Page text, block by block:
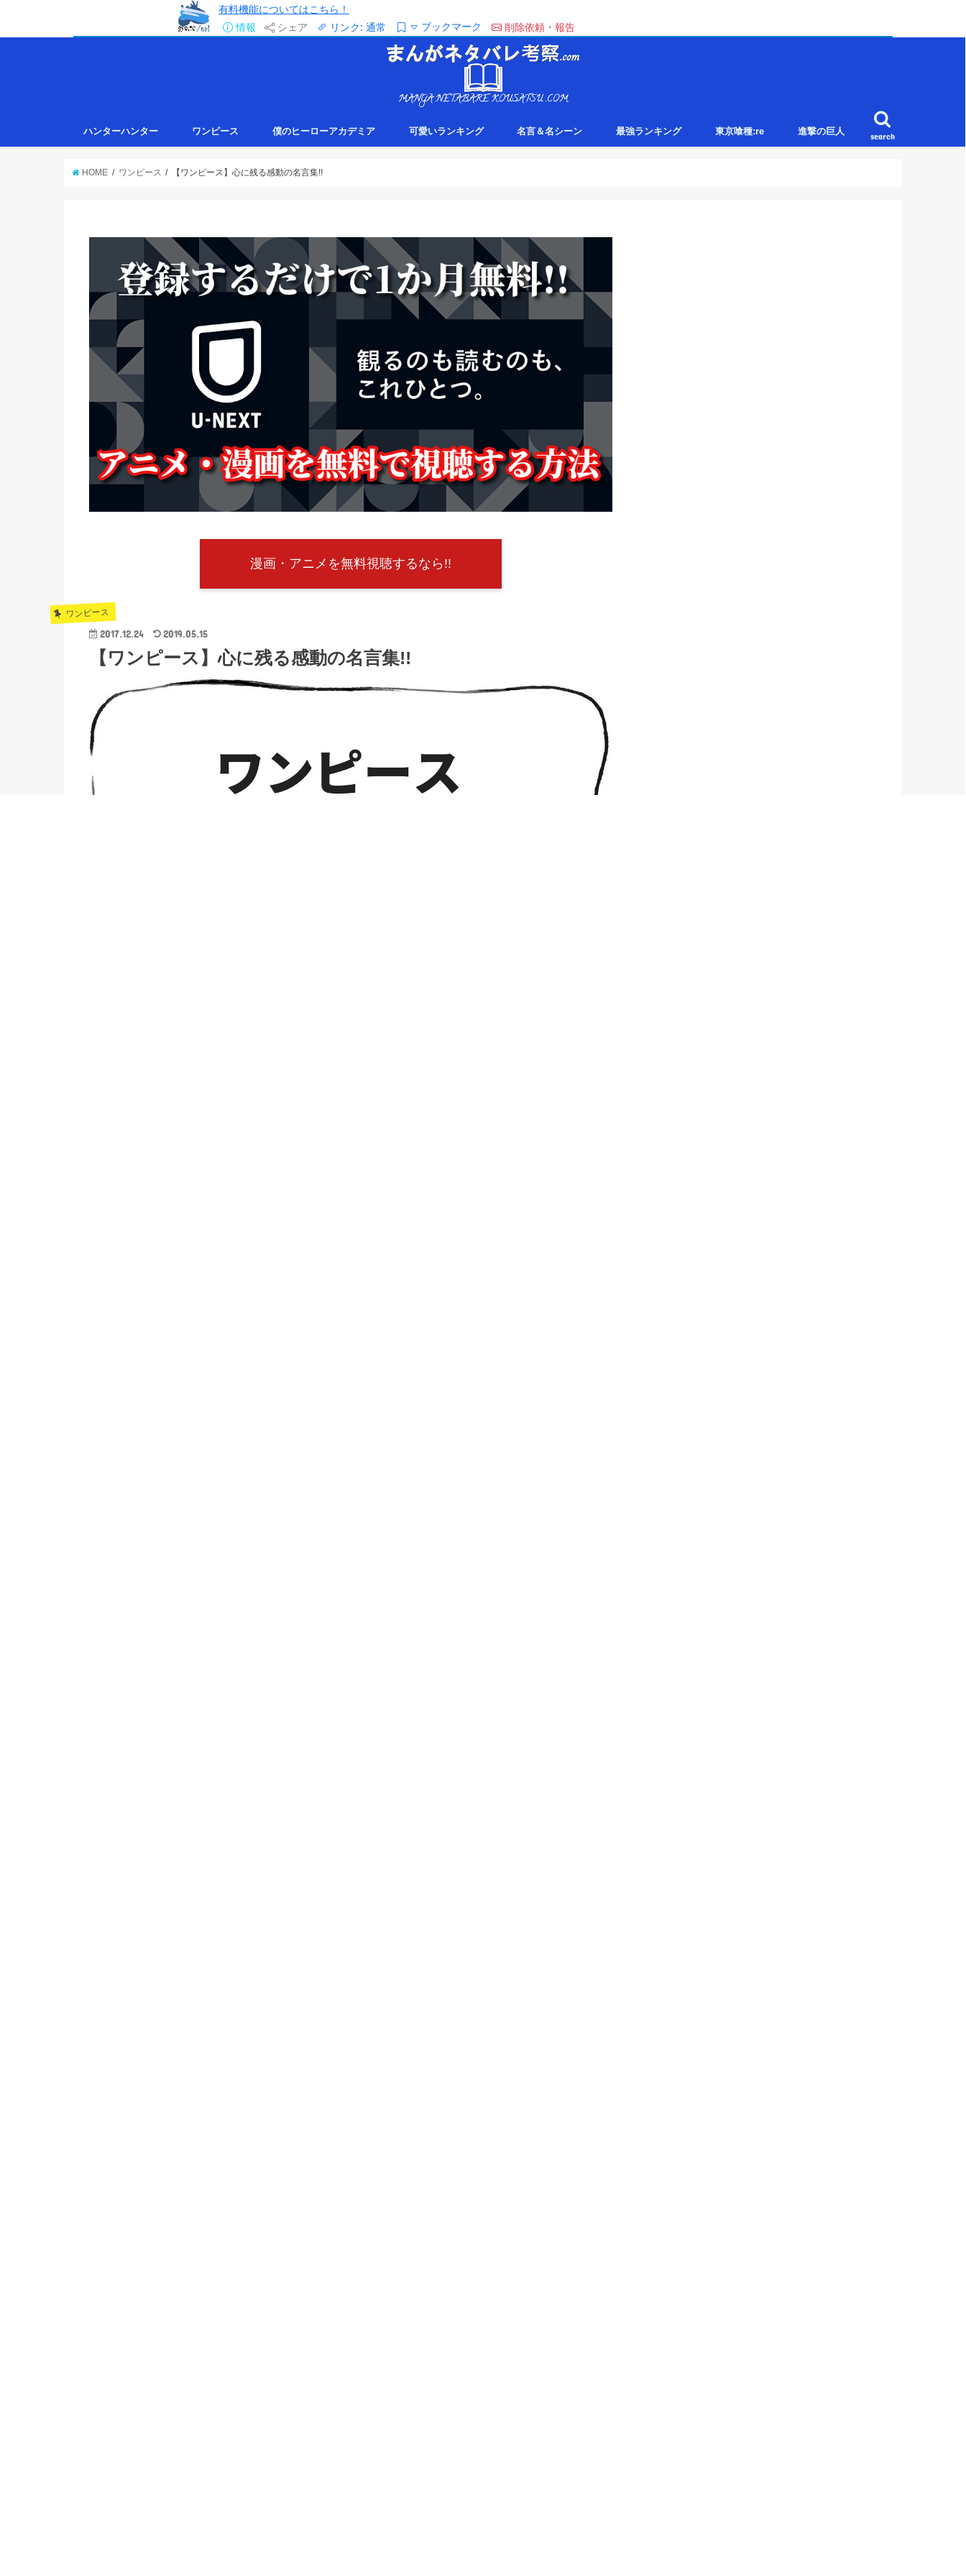
有料機能についてはこちら！
情報
シェア リンク: 通常 ブックマーク 削除依頼・報告